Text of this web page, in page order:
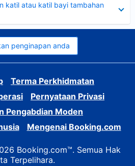
katil atau katil bayi tambahan
penginapan anda
Terma Perkhidmatan
Pernyataan Privasi
Pengabdian Moden
Mengenai Booking.com
Booking.com™. Semua Hak
Terpelihara.